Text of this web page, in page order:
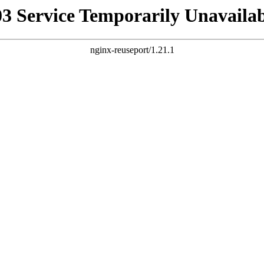
Service Temporarily
nginx-reuseport/1.21.1